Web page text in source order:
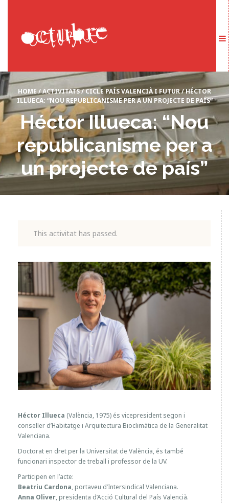
HOME /ACTIVITATS/CICLE PAÍS VALENCIÀ I FUTUR/HÉCTOR
ILLUECA: “NOU REPUBLICANISME PER A UN PROJECTE DE PAÍS”
Héctor Illueca: “Nou
republicanisme per a
un projecte de país”
This activitat has passed.
H
É
C
T
O
L
U
C
A
:
“
N
O
U
Héctor Illueca (València, 1975) és vicepresident segon i
conseller d’Habitatge i Arquitectura Bioclimàtica de la Generalitat
Valenciana.
Doctorat en dret per la Universitat de València, és també
funcionari inspector de treball i professor de la UV.
Participen en l’acte:
Beatriu Cardona, portaveu d’Intersindical Valenciana.
Anna Oliver, presidenta d’Acció Cultural del País Valencià.